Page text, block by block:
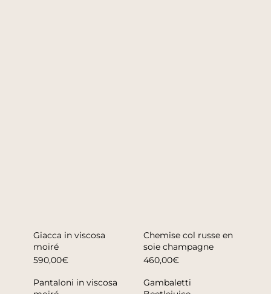
Giacca in viscosa
moiré
590,00€
Chemise col russe en
soie champagne
460,00€
Pantaloni in viscosa
Gambaletti